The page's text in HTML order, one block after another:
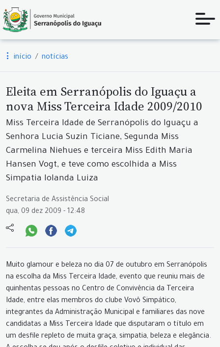
início notícias
Eleita em Serranópolis do Iguaçu a
nova Miss Terceira Idade 2009/2010
Miss Terceira Idade de Serranópolis do Iguaçu a
Senhora Lucia Suzin Ticiane, Segunda Miss
Carmelina Niehues e terceira Miss Edith Maria
Hansen Vogt, e teve como escolhida a Miss
Simpatia Iolanda Luiza
Secretaria de Assistência Social
qua, 09 dez 2009 - 12:48
Muito glamour e beleza no dia 07 de outubro em Serranópolis
na escolha da Miss Terceira Idade, evento que reuniu mais de
quinhentas pessoas no Centro de Convivência da Terceira
Idade, entre elas membros do clube Vovô Simpático,
integrantes da Administração Municipal e familiares das nove
candidatas a Miss Terceira Idade que disputaram o título em
um desfile repleto de muita graça, simpatia, beleza e elegância.